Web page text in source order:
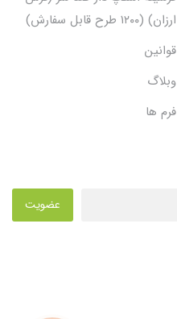
ارزان) (۱۲۰۰ طرح قابل سفارش)
قوانین
وبلاگ
فرم ها
عضویت